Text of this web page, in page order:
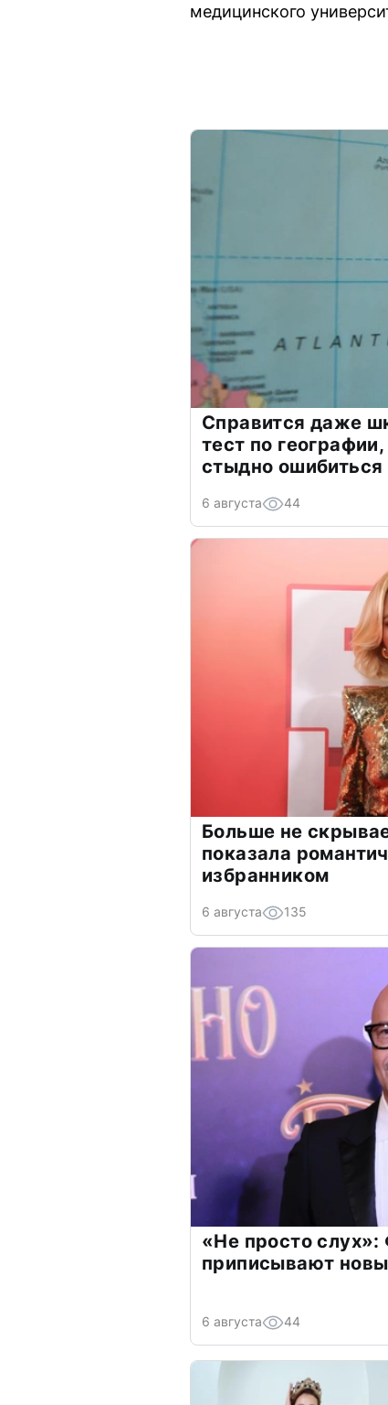
медицинского
Справится даже
тест по
стыдно ошибиться
6 августа 44
Больше не
показала
избранником
6 августа 135
«Не просто
приписывают
6 августа 44